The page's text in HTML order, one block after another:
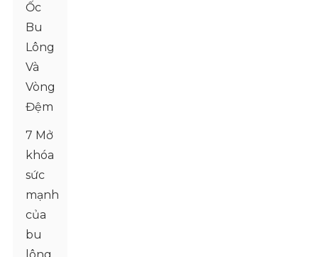
Ốc
Bu
Lông
Và
Vòng
Đệm
7 Mở
khóa
sức
mạnh
của
bu